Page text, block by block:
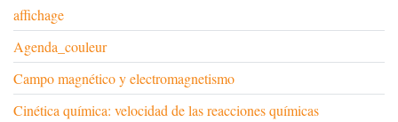
affichage
Agenda_couleur
Campo magnético y electromagnetismo
Cinética química: velocidad de las reacciones químicas